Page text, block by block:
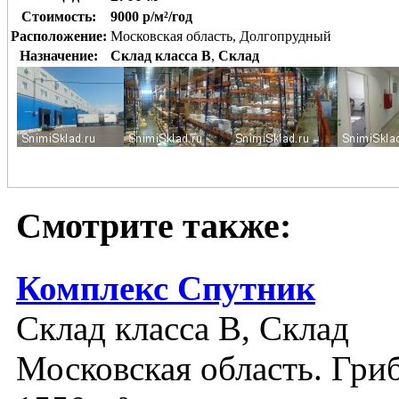
Стоимость:
9000 р/м²/год
Расположение: Московская область, Долгопрудный
Назначение:
Склад класса B, Склад
Смотрите также:
Комплекс Спутник
Склад класса B, Склад
Московская область.